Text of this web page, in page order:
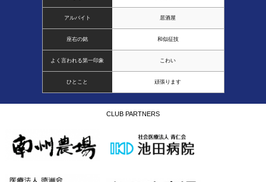
アルバイト 居酒屋
座右の銘 和似征技
よく言われる第一印象 こわい
ひとこと 頑張ります
CLUB PARTNERS